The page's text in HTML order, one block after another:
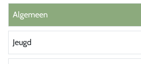
Algemeen
Jeugd